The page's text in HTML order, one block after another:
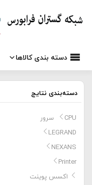
فرابورسدسته بندی کالاها
هارد MSA
دسته‌بندی نتایج
CPU سرور
LEGRAND
NEXANS
Printer
اکسس پوینت